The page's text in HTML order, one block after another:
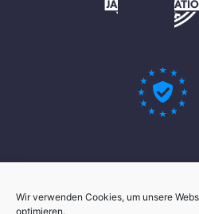
Wir verwenden Cookies, um unsere
optimieren.